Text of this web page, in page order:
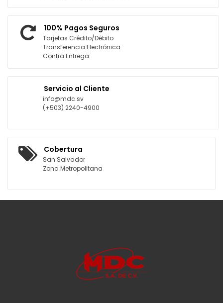
100% Pagos Seguros
Tarjetas Crédito/Débito
Transferencia Electrónica
Contra Entrega
Servicio al Cliente
info@mdc.sv
(+503) 2240-4900
Cobertura
San Salvador
Zona Metropolitana